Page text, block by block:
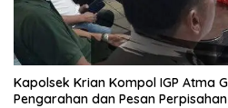
Kapolsek Krian Kompol IGP Atma
Pengarahan dan Pesan